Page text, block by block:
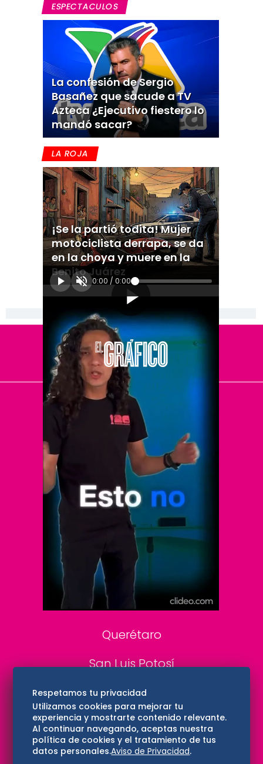
ESPECTACULOS
La confesión de Sergio
Basañez que sacude a TV
Azteca ¿Ejecutivo fiestero lo
mandó sacar?
LA ROJA
¡Se la partió todita! Mujer
motociclista derrapa, se da
en la choya y muere en la
Benito Juárez
0:00 / 0:00
[Publicidad]
El Universal
Vive USA
Clase
De 10 sports
DeDinero
Confabulario
Aviso Oportuno
Consultas
Querétaro
San Luis Potosí
Edomex
Consultas
Hidalgo
Respetamos tu privacidad
Utilizamos cookies para mejorar tu
experiencia y mostrarte contenido relevante.
Al continuar navegando, aceptas nuestra
política de cookies y el tratamiento de tus
datos personales.Aviso de Privacidad.